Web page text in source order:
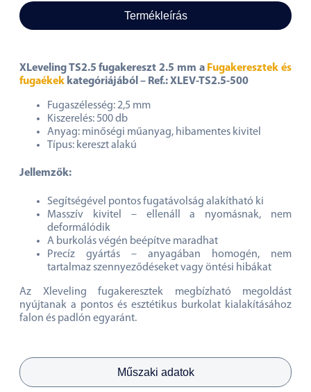
Termékleírás
Műszaki adatok
XLeveling TS2.5 fugakereszt 2.5 mm a Fugakeresztek és
fugaékek kategóriájából – Ref.: XLEV-TS2.5-500
Fugaszélesség: 2,5 mm
Kiszerelés: 500 db
Anyag: minőségi műanyag, hibamentes kivitel
Típus: kereszt alakú
Jellemzők:
Segítségével pontos fugatávolság alakítható ki
Masszív kivitel – ellenáll a nyomásnak, nem
deformálódik
A burkolás végén beépítve maradhat
Precíz gyártás – anyagában homogén, nem
tartalmaz szennyeződéseket vagy öntési hibákat
Az Xleveling fugakeresztek megbízható megoldást
nyújtanak a pontos és esztétikus burkolat kialakításához
falon és padlón egyaránt.